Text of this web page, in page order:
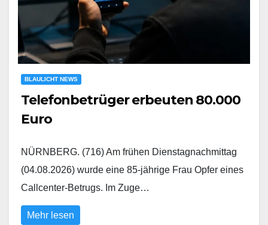
BLAULICHT NEWS
Telefonbetrüger erbeuten 80.000
Euro
NÜRNBERG. (716) Am frühen Dienstagnachmittag
(04.08.2026) wurde eine 85-jährige Frau Opfer eines
Callcenter-Betrugs. Im Zuge…
Mehr lesen